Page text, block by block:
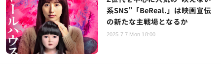
系SNS”「BeReal.」は映画宣伝
の新たな主戦場となるか
2025.7.7 Mon 18:00